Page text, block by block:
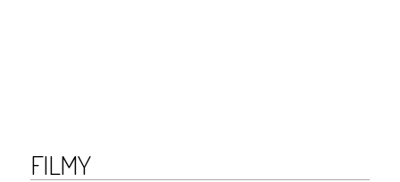
FILMY